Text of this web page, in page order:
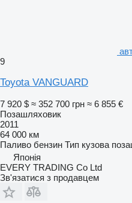
9
Toyota VANGUARD
7 920 $ ≈ 352 700 грн ≈ 6 855 €
Позашляховик
2011
64 000 км
Паливо бензин Тип кузова
Японія
EVERY TRADING Co Ltd
Зв'язатися з продавцем